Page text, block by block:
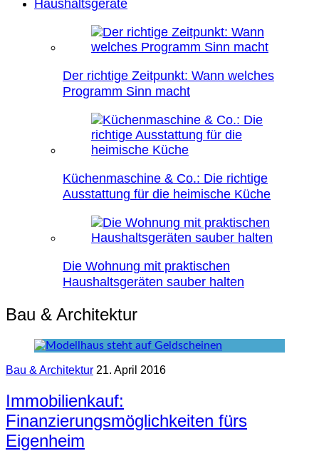
Haushaltsgeräte
Der richtige Zeitpunkt: Wann welches
Programm Sinn macht
Küchenmaschine & Co.: Die richtige
Ausstattung für die heimische Küche
Die Wohnung mit praktischen
Haushaltsgeräten sauber halten
Bau & Architektur
Bau & Architektur 21. April 2016
Immobilienkauf:
Finanzierungsmöglichkeiten fürs
Eigenheim